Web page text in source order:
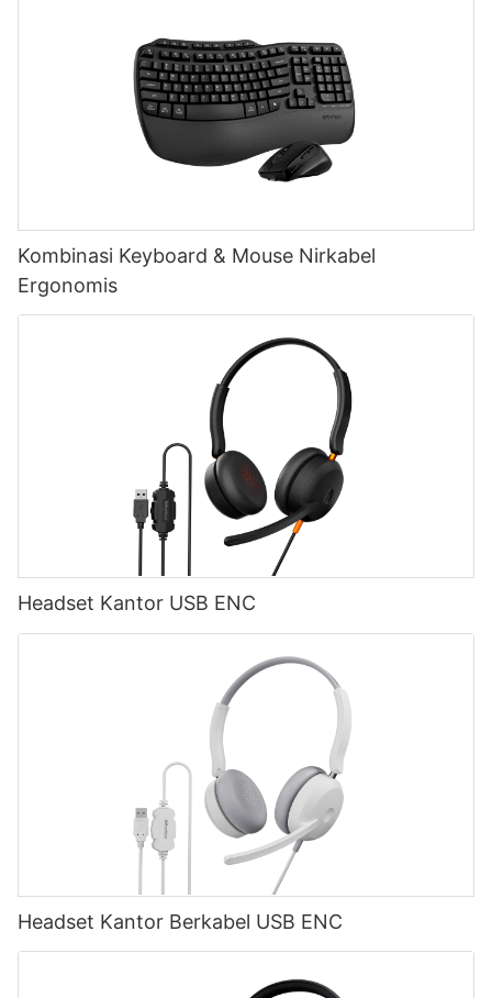
Kombinasi Keyboard & Mouse Nirkabel
Ergonomis
Headset Kantor USB ENC
Headset Kantor Berkabel USB ENC